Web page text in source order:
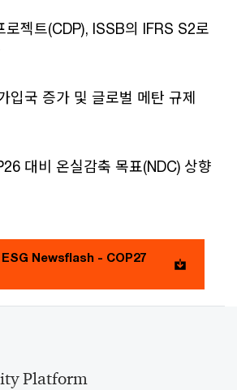
로젝트(CDP), ISSB의 IFRS S2로
입국 증가 및 글로벌 메탄 규제
대비 온실감축 목표(NDC) 상향
Newsflash - COP27
Platform